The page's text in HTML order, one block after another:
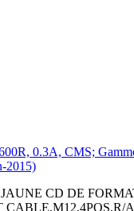
0.3A, CMS;
2015)
700 PANNE FINE POINTE 0.4MM PANNE LAME 6.4MM PANNE LAME 15.8MM PANNE LAME 20.6MM PANNE LAME TSOP 10.2MM PANNE LAME 28MM PANNE COURBEE POINTE 1.3MM PANNE MULTI LEAD HOOF PANNE MINI HOOF PANNE LAME 15.7MM PANNE MULTI LEAD KNIFE PANNE MULTI LEAD HOOF PANNE MINI HOOF PANNE CHIP 0805 600 SERIES PANNE CHIP 1206/1210 PANNE CHIP 1808 1812 PANNE SOT 23 600 SERIES PANNE SOIC 8 600 SERIES PANNE SOIC 14 16 PANNE TSOP 600 SERIES PANNE 402 0603 600 SERIES PANNE QFP 100 700 SERIES PANNE CONIQUE POINTUE 0.8MM PANNE BISEAU 30DEG 0.8MM PANNE CONIQUE POINTUE 0.4MM PANNE BISEAU 30DEG 2.4MM PANNE BISEAU 30DEG 1.6MM PANNE BISEAU 30DEG 1.5MM PANNE MINI HOOF 700 SERIES PANNE CONIQUE BISEAU 0.8MM PANNE CONIQUE POINTUE 0.4MM PANNE POINTUE 30DEG 0.4MM PANNE CONIQUE POINTUE 0.8MM PANNE BISEAU 30DEG 0.8MM PANNE CONIQUE POINTUE 0.4MM PANNE BISEAU 30DEG 2.4MM PANNE BISEAU 30DEG 1.6MM PANNE BISEAU 30DEG 1.5MM PANNE MINI HOOF 700 SERIES PANNE CONIQUE BISEAU 0.8MM PANNE CONIQUE POINTUE 0.4MM PANNE POINTUE 30DEG 0.4MM PRE FILTRE POUR SYSTEME BVX (5PQ) FILTRE PRINCIPALE POUR SYSTEME BVX BRAS ANTISTATIQUE- 600MM ENCLOSURE,HAND